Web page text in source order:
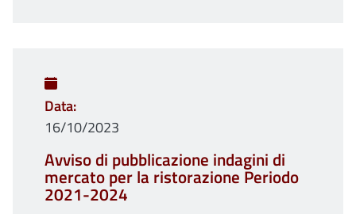
Data
16/10/2023
Avviso di pubblicazione indagini di
mercato per la ristorazione Periodo
2021-2024